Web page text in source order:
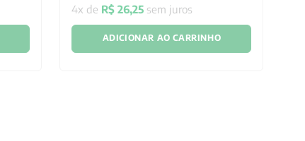
4x de R$ 26,25 sem juros
ADICIONAR AO CARRINHO